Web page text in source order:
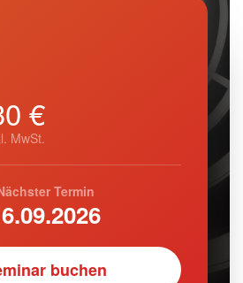
€
MwSt.
Termin
buchen